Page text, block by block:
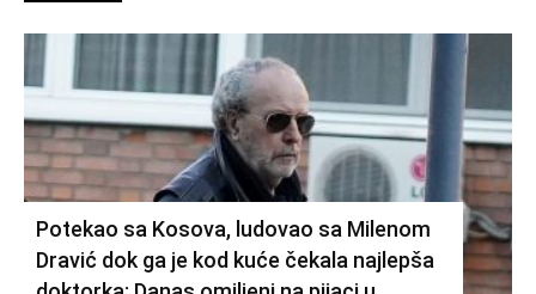
Potekao sa Kosova, ludovao sa Milenom
Dravić dok ga je kod kuće čekala najlepša